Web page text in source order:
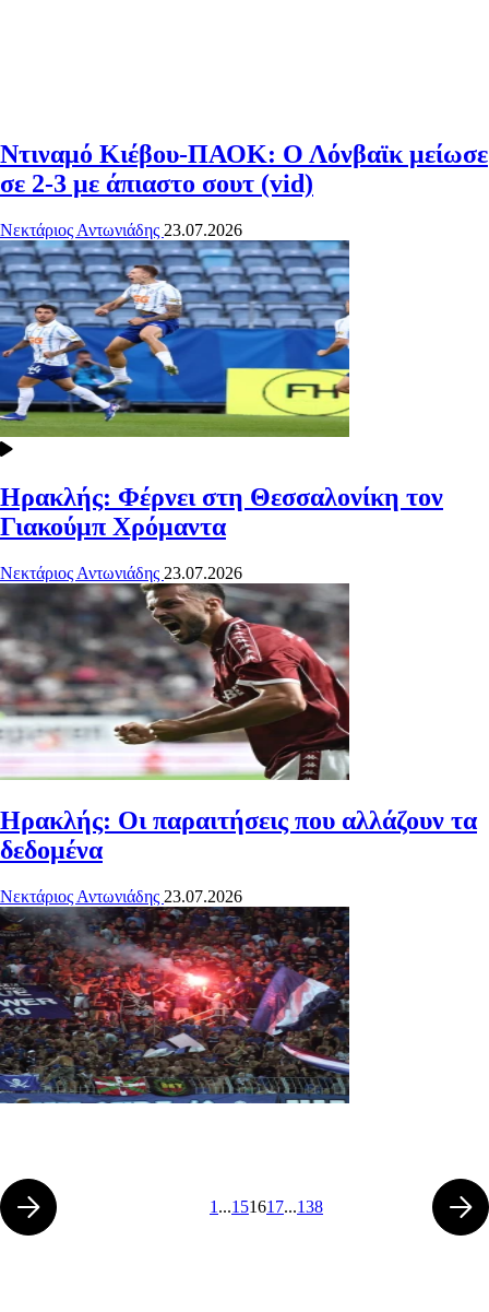
Ντιναμό Κιέβου-ΠΑΟΚ: Ο Λόνβαϊκ μείωσε
σε 2-3 με άπιαστο σουτ (vid)
Νεκτάριος Αντωνιάδης 23.07.2026
Ηρακλής: Φέρνει στη Θεσσαλονίκη τον
Γιακούμπ Χρόμαντα
Νεκτάριος Αντωνιάδης 23.07.2026
Ηρακλής: Οι παραιτήσεις που αλλάζουν τα
δεδομένα
Νεκτάριος Αντωνιάδης 23.07.2026
1 ...151617...138